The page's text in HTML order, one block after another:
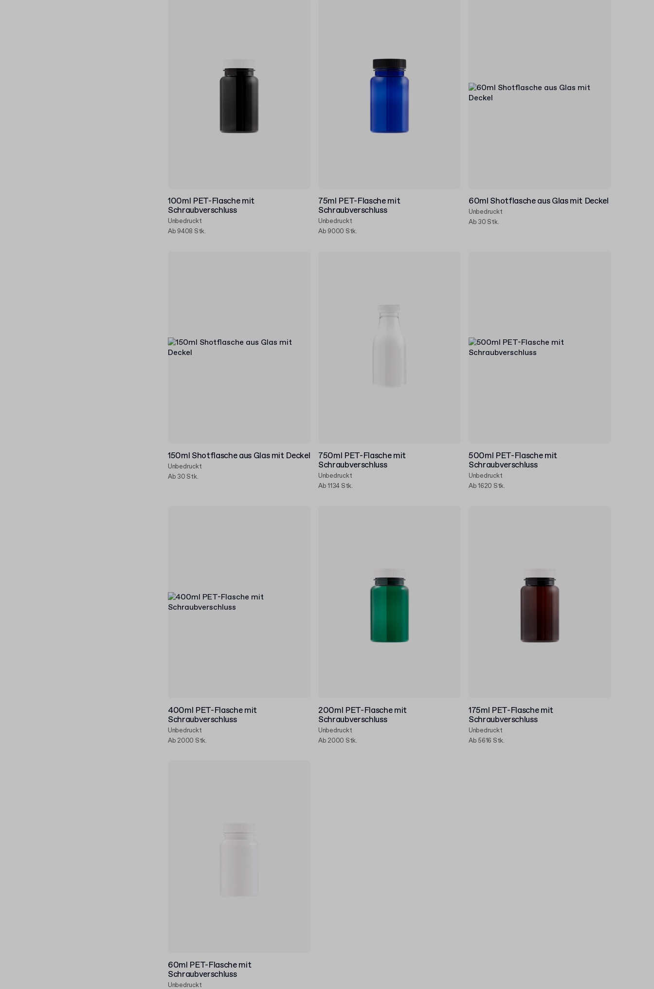
100ml PET-Flasche mit
Schraubverschluss
Unbedruckt
Ab 9408 Stk.
75ml PET-Flasche mit
Schraubverschluss
Unbedruckt
Ab 9000 Stk.
60ml Shotflasche aus Glas mit Deckel
Unbedruckt
Ab 30 Stk.
150ml Shotflasche aus Glas mit Deckel
Unbedruckt
Ab 30 Stk.
750ml PET-Flasche mit
Schraubverschluss
Unbedruckt
Ab 1134 Stk.
500ml PET-Flasche mit
Schraubverschluss
Unbedruckt
Ab 1620 Stk.
400ml PET-Flasche mit
Schraubverschluss
Unbedruckt
Ab 2000 Stk.
200ml PET-Flasche mit
Schraubverschluss
Unbedruckt
Ab 2000 Stk.
175ml PET-Flasche mit
Schraubverschluss
Unbedruckt
Ab 5616 Stk.
60ml PET-Flasche mit
Schraubverschluss
Unbedruckt